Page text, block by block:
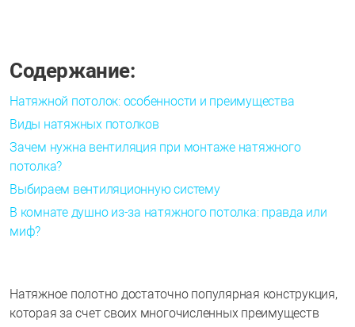
Содержание:
Натяжной потолок: особенности и преимущества
Виды натяжных потолков
Зачем нужна вентиляция при монтаже натяжного
потолка?
Выбираем вентиляционную систему
В комнате душно из-за натяжного потолка: правда или
миф?
Натяжное полотно достаточно популярная конструкция,
которая за счет своих многочисленных преимуществ